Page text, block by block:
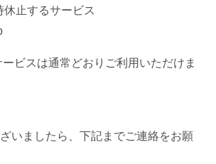
止するサービス
ビスは通常どおりご利用いただけま
いましたら、下記までご連絡をお願